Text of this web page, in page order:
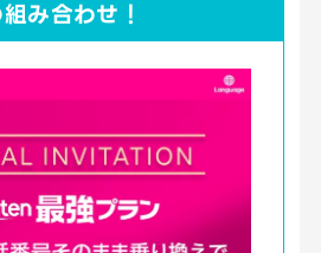
み合わせ！